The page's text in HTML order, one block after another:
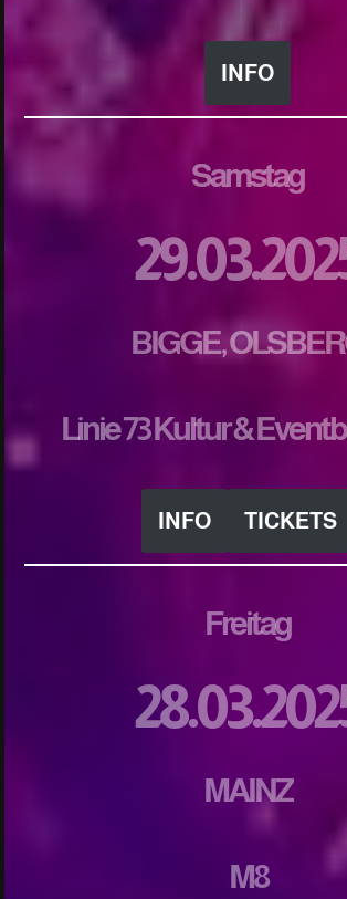
INFO
Samstag
BIGGE,
Linie 73 Kultur &
INFO TICKETS
Freitag
MAINZ
M8